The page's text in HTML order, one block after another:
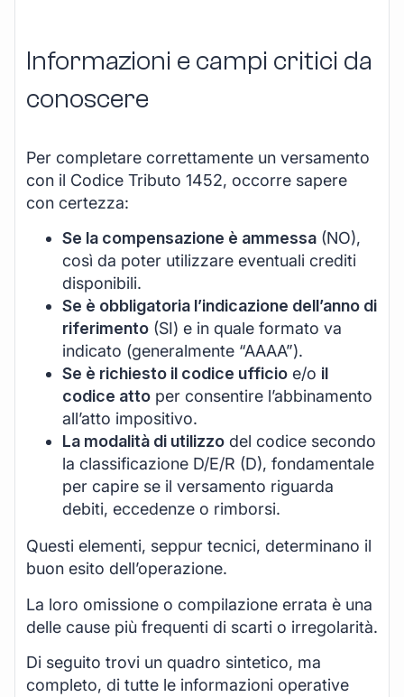
Informazioni e campi critici da
conoscere
Per completare correttamente un versamento
con il Codice Tributo 1452, occorre sapere
con certezza:
Se la compensazione è ammessa (NO),
così da poter utilizzare eventuali crediti
disponibili.
Se è obbligatoria l’indicazione dell’anno di
riferimento (SI) e in quale formato va
indicato (generalmente “AAAA”).
Se è richiesto il codice ufficio e/o il
codice atto per consentire l’abbinamento
all’atto impositivo.
La modalità di utilizzo del codice secondo
la classificazione D/E/R (D), fondamentale
per capire se il versamento riguarda
debiti, eccedenze o rimborsi.
Questi elementi, seppur tecnici, determinano il
buon esito dell’operazione.
La loro omissione o compilazione errata è una
delle cause più frequenti di scarti o irregolarità.
Di seguito trovi un quadro sintetico, ma
completo, di tutte le informazioni operative